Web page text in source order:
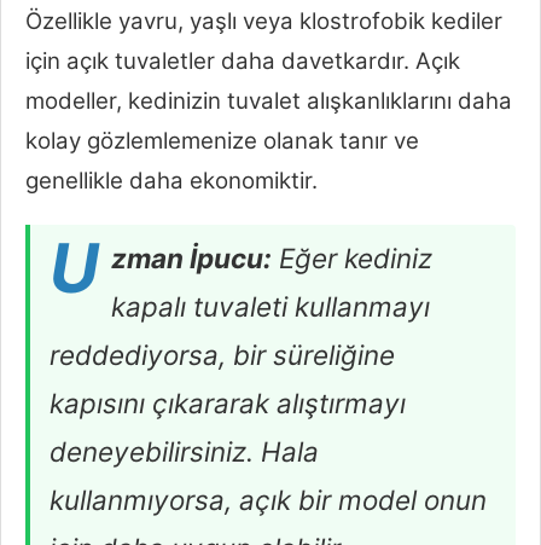
Özellikle yavru, yaşlı veya klostrofobik kediler
için açık tuvaletler daha davetkardır. Açık
modeller, kedinizin tuvalet alışkanlıklarını daha
kolay gözlemlemenize olanak tanır ve
genellikle daha ekonomiktir.
U zman İpucu: Eğer kediniz
kapalı tuvaleti kullanmayı
reddediyorsa, bir süreliğine
kapısını çıkararak alıştırmayı
deneyebilirsiniz. Hala
kullanmıyorsa, açık bir model onun